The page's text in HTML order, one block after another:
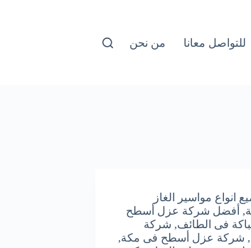
للتواصل معانا من نحن
انواع مواسير الغاز
, أفضل شركة عزل أسطح
فى الطائف, شركة
, شركة عزل أسطح فى مكة,